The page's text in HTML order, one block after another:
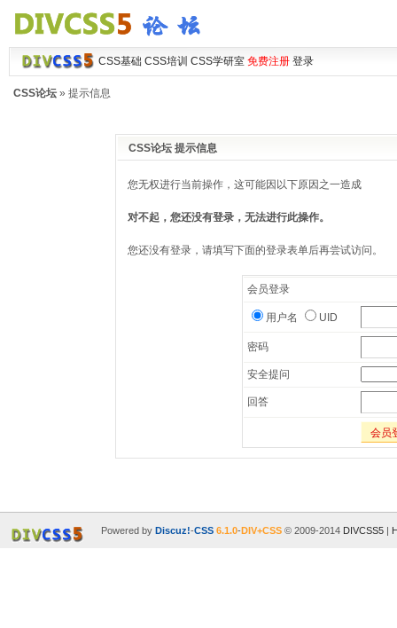
CSS基础 CSS培训 CSS学研室 免费注册 登录
CSS论坛» 提示信息
CSS论坛 提示信息
您无权进行当前操作，这可能因以下原因之一造成
对不起，您还没有登录，无法进行此操作。
您还没有登录，请填写下面的登录表单后再尝试访问。
会员登录
用户名 UID
密码
安全提问
回答
会员
Powered by Discuz!-CSS 6.1.0-DIV+CSS© 2009-2014 DIVCSS5|